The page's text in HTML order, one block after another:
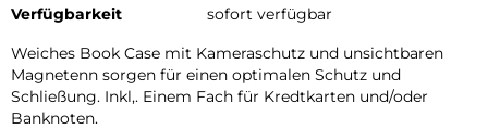
Verfügbarkeit
sofort verfügbar
Weiches Book Case mit Kameraschutz und unsichtbaren
Magnetenn sorgen für einen optimalen Schutz und
Schließung. Inkl,. Einem Fach für Kredtkarten und/oder
Banknoten.